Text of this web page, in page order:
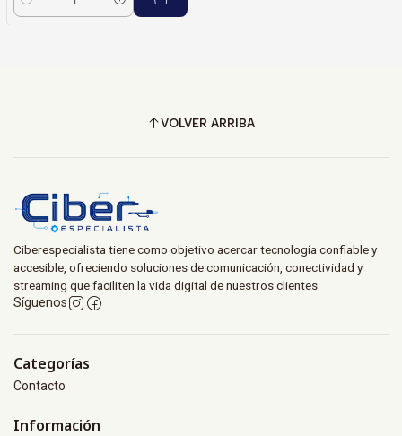
Cantidad
VOLVER ARRIBA
Ciberespecialista tiene como objetivo acercar tecnología confiable y
accesible, ofreciendo soluciones de comunicación, conectividad y
streaming que faciliten la vida digital de nuestros clientes.
Síguenos
Categorías
Contacto
Información